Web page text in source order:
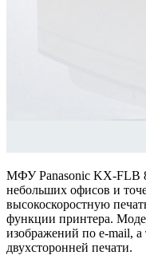
МФУ Panasonic KX-FLB
небольших офисов и
высокоскоростную
функции принтера.
изображений по e-mail,
двухсторонней печати.